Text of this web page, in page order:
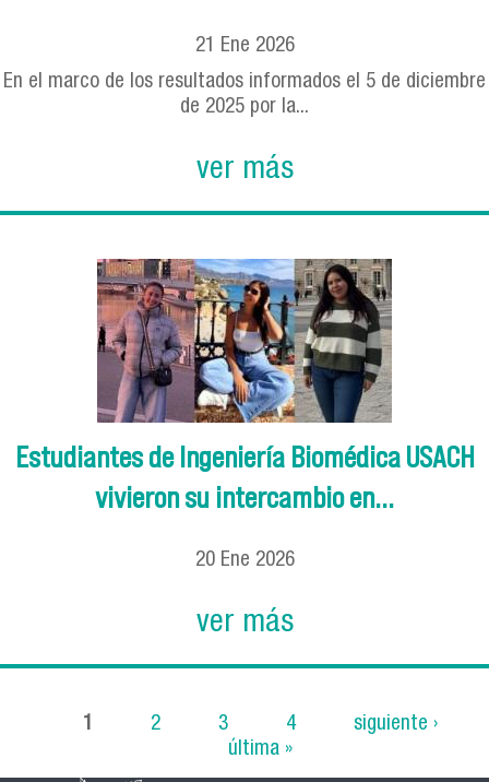
21 Ene 2026
En el marco de los resultados informados el 5 de diciembre
de 2025 por la...
ver más
Estudiantes de Ingeniería Biomédica USACH
vivieron su intercambio en...
20 Ene 2026
ver más
1 2 3 4
siguiente ›
última »